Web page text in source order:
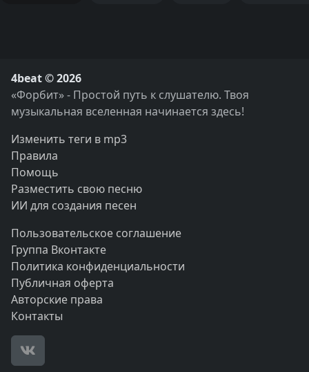
4beat © 2026
«Форбит» - Простой путь к слушателю. Твоя
музыкальная вселенная начинается здесь!
Изменить теги в mp3
Правила
Помощь
Разместить свою песню
ИИ для создания песен
Пользовательское соглашение
Группа Вконтакте
Политика конфиденциальности
Публичная оферта
Авторские права
Контакты